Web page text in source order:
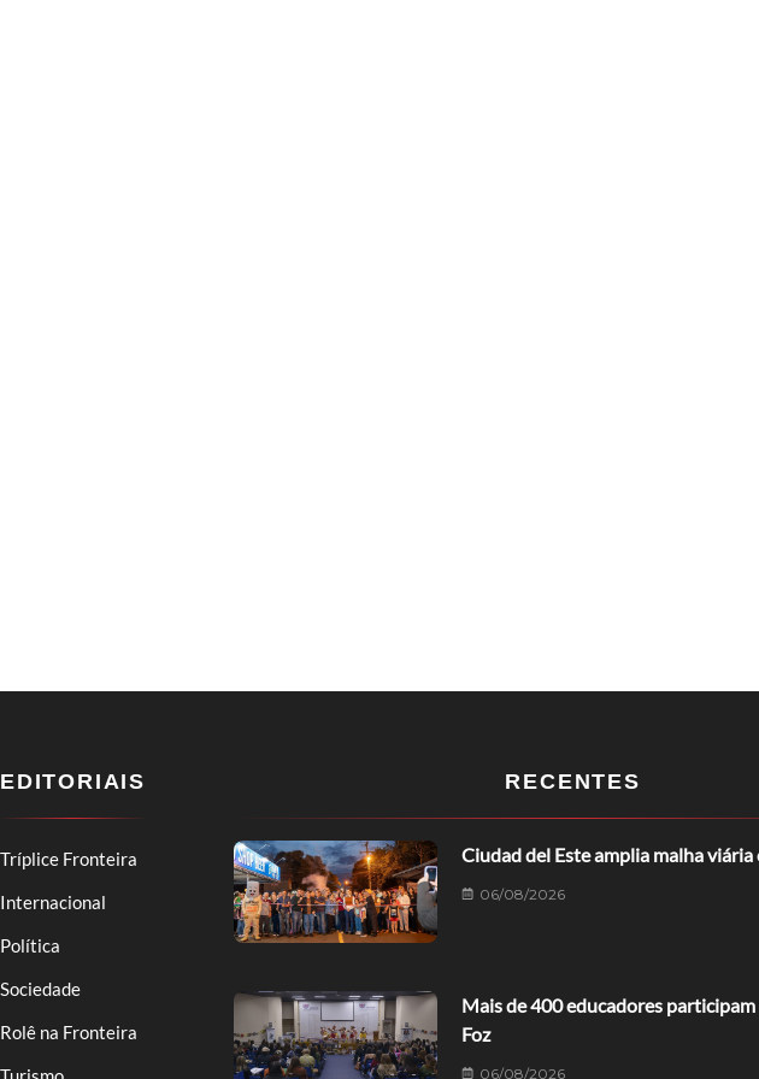
EDITORIAIS
Tríplice Fronteira
Internacional
Política
Sociedade
Rolê na Fronteira
RECENTES
Ciudad del Este amplia malha
06/08/2026
Mais de 400 educadores
Foz
06/08/2026